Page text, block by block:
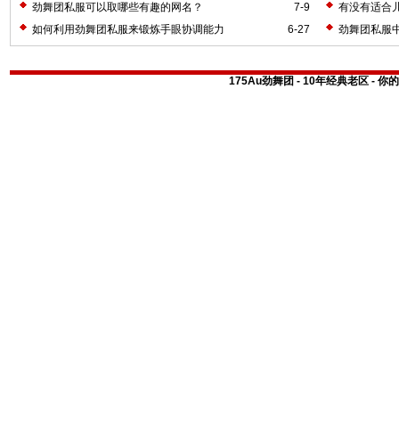
7-9
劲舞团私服可以取哪些有趣的网名？
有没有适合
6-27
如何利用劲舞团私服来锻炼手眼协调能力 劲舞团私服
175Au劲舞团 - 10年经典老区 - 你